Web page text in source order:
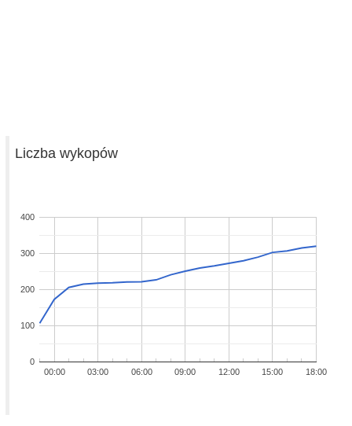
Liczba wykopów
00:00 03:00 06:00 09:00 12:00 15:00 18:00
0
100
200
300
400